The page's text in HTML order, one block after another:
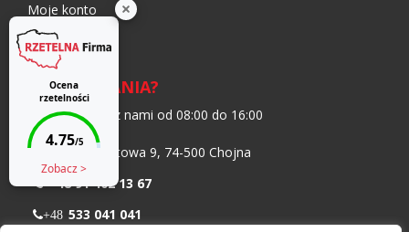
Moje konto
Blog
MASZ PYTANIA?
Skontaktuj się z nami od 08:00 do 16:00
ul. Transportowa 9, 74-500 Chojna
+48 91 402 13 67
+48 533 041 041